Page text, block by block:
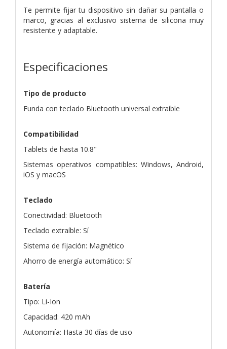
Te permite fijar tu dispositivo sin dañar su pantalla o
marco, gracias al exclusivo sistema de silicona muy
resistente y adaptable.
Especificaciones
Tipo de producto
Funda con teclado Bluetooth universal extraíble
Compatibilidad
Tablets de hasta 10.8"
Sistemas operativos compatibles: Windows, Android,
iOS y macOS
Teclado
Conectividad: Bluetooth
Teclado extraíble: Sí
Sistema de fijación: Magnético
Ahorro de energía automático: Sí
Batería
Tipo: Li-Ion
Capacidad: 420 mAh
Autonomía: Hasta 30 días de uso